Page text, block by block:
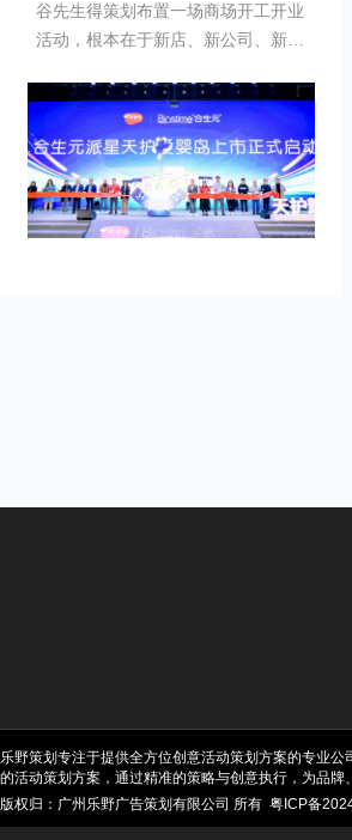
谷先生得策划布置一场商场开工开业
活动，根本在于新店、新公司、新品
并营造良好的品牌形象。再者得做
到：增加曝光度，吸引目标消费群
体，提高知名度，通过活动推动初期
销售。可是鉴于不具备充足的渠道和
资源进行大规模的市场推广。需要专
业的策划和执行来吸引目标人群，创
乐野策划专注于提供全方位创意活动策划方案的专业
的活动策划方案，通过精准的策略与创意执行，为品
版权归：广州乐野广告策划有限公司 所有 粤ICP备